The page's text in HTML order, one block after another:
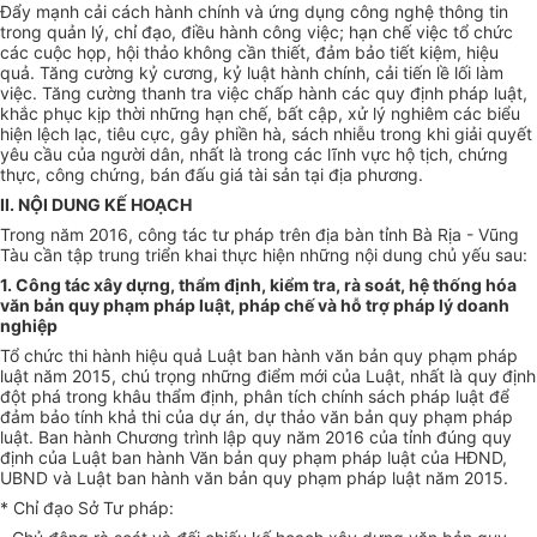
Đẩy mạnh cải cách hành chính và ứng dụng công nghệ thông tin
trong quản lý, chỉ đạo, điều hành công việc; hạn chế việc tổ chức
các cuộc họp, hội thảo không cần thiết, đảm bảo tiết kiệm, hiệu
quả. Tăng cường kỷ cương, kỷ luật hành chính, cải tiến lề lối làm
việc. Tăng cường thanh tra việc chấp hành các quy định pháp luật,
khắc phục kịp thời những hạn chế, bất cập, xử lý nghiêm các biểu
hiện lệch lạc, tiêu cực, gây phiền hà, sách nhiễu trong khi giải quyết
yêu cầu của người dân, nhất là trong các lĩnh vực hộ tịch, chứng
thực, công chứng, bán đấu giá tài sản tại địa phương.
II. NỘI DUNG KẾ HOẠCH
Trong năm 2016, công tác tư pháp trên địa bàn tỉnh Bà Rịa - Vũng
Tàu cần tập trung triển khai thực hiện những nội dung chủ yếu sau:
1. Công tác xây dựng, thẩm định, kiểm tra, rà soát, hệ thống hóa
văn bản quy phạm pháp luật, pháp chế và hỗ trợ pháp lý doanh
nghiệp
Tổ chức thi hành hiệu quả Luật ban hành văn bản quy phạm pháp
luật năm 2015, chú trọng những điểm mới của Luật, nhất là quy định
đột phá trong khâu thẩm định, phân tích chính sách pháp luật để
đảm bảo tính khả thi của dự án, dự thảo văn bản quy phạm pháp
luật. Ban hành Chương trình lập quy năm 2016 của tỉnh đúng quy
định của Luật ban hành Văn bản quy phạm pháp luật của HĐND,
UBND và Luật ban hành văn bản quy phạm pháp luật năm 2015.
* Chỉ đạo Sở Tư pháp: